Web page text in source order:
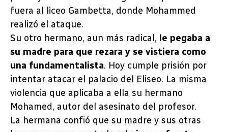
fuera al liceo Gambetta, donde Mohammed
realizó el ataque.
Su otro hermano, aun más radical, le pegaba a
su madre para que rezara y se vistiera como
una fundamentalista. Hoy cumple prisión por
intentar atacar el palacio del Eliseo. La misma
violencia que aplicaba a ella su hermano
Mohamed, autor del asesinato del profesor.
La hermana confió que su madre y sus otras